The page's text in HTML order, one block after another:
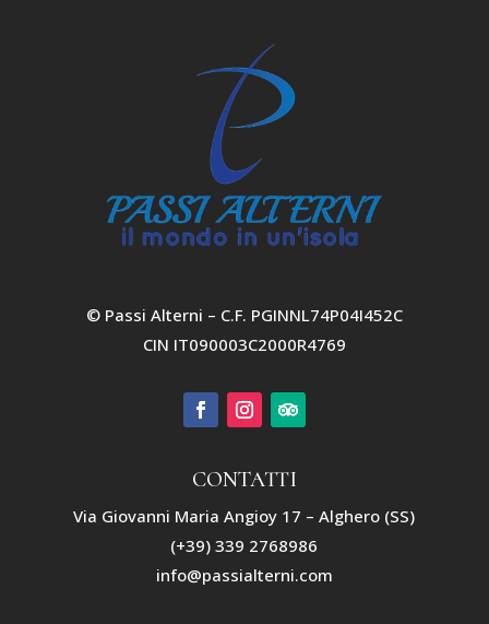
© Passi Alterni – C.F. PGINNL74P04I452C
CIN IT090003C2000R4769
CONTATTI
Via Giovanni Maria Angioy 17 – Alghero (SS)
(+39) 339 2768986
info@passialterni.com